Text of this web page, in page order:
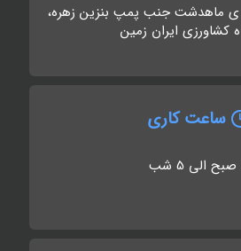
ی ماهدشت جنب پمپ بنزین زهره،
کشاورزی ایران زمین
ساعت کاری